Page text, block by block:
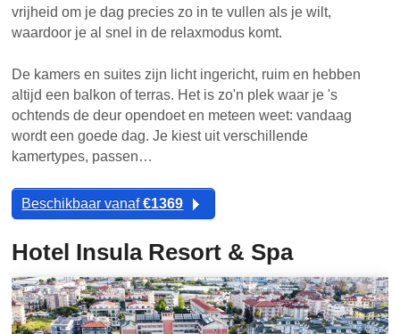
vrijheid om je dag precies zo in te vullen als je wilt,
waardoor je al snel in de relaxmodus komt.
De kamers en suites zijn licht ingericht, ruim en hebben
altijd een balkon of terras. Het is zo'n plek waar je 's
ochtends de deur opendoet en meteen weet: vandaag
wordt een goede dag. Je kiest uit verschillende
kamertypes, passen…
Beschikbaar vanaf€1369
Hotel Insula Resort & Spa